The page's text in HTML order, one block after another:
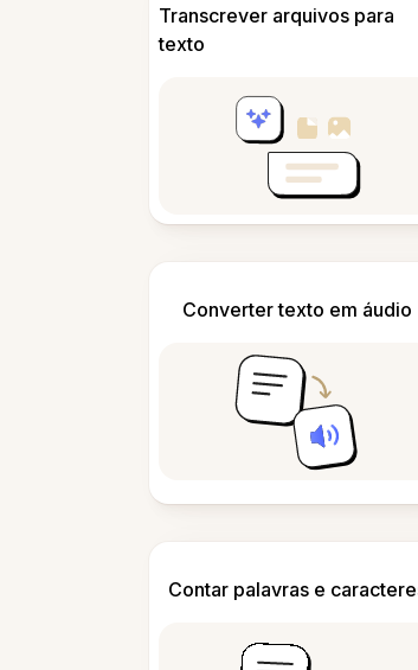
Transcrever arquivos para
texto
Converter texto em áudio
Contar palavras e